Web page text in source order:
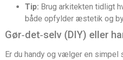
Tip: Brug arkitekten tidligt
både opfylder æstetik og
Gør‑det‑selv (DIY) eller
Er du handy og vælger en simpel